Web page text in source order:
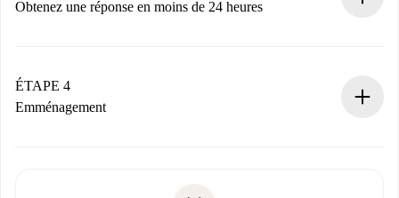
n’aura pas accepté.
Obtenez une réponse en moins de 24 heures
contact avec le propriétaire.
Si refusé : aucun prélèvement et nous vous proposerons
ÉTAPE 4
Emménagement